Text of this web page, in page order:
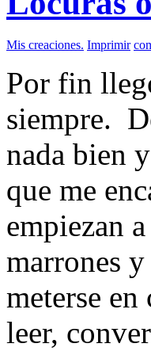
Mis creaciones. Imprimir
Por fin
siempre.
nada bien
que me
empiezan
marrones
meterse
leer,